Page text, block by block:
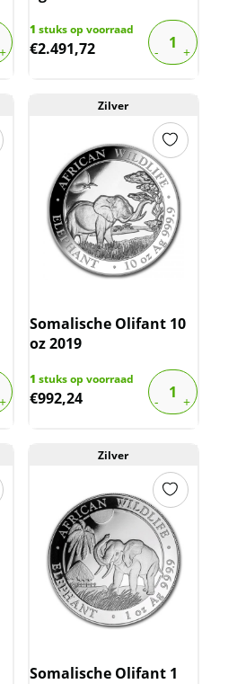
1 stuks op voorraad
€2.491,72
Zilver
Somalische Olifant 10
oz 2019
1 stuks op voorraad
€992,24
Zilver
Somalische Olifant 1